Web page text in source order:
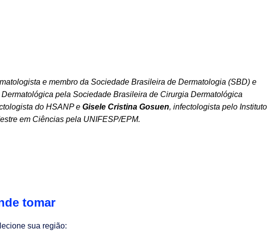
tologista e membro da Sociedade Brasileira de Dermatologia (SBD) e
pela Sociedade Brasileira de Cirurgia Dermatológica
do HSANP e Gisele Cristina Gosuen, infectologista pelo Instituto
em Ciências pela UNIFESP/EPM.
tomar
sua região: